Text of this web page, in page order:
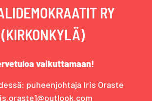
RY
(KIRKONKYLÄ)
vaikuttamaan!
puheenjohtaja Iris Oraste